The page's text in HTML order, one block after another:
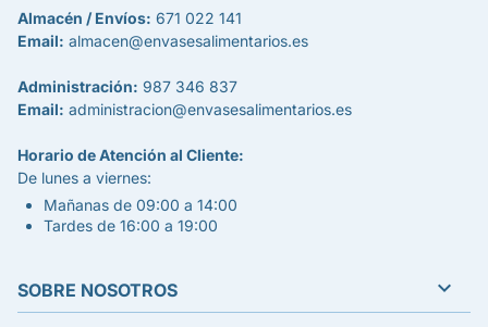
Almacén / Envíos: 671 022 141
Email: almacen@envasesalimentarios.es
Administración: 987 346 837
Email: administracion@envasesalimentarios.es
Horario de Atención al Cliente:
De lunes a viernes:
Mañanas de 09:00 a 14:00
Tardes de 16:00 a 19:00
SOBRE NOSOTROS 